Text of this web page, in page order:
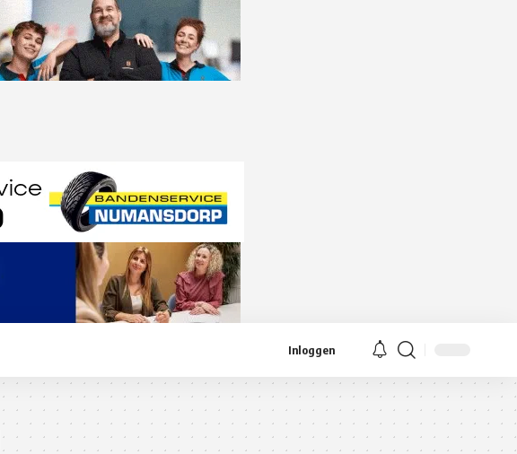
Inloggen